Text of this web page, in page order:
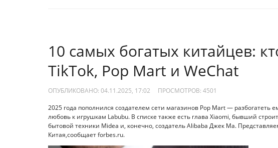
10 самых богатых китайцев:
TikTok, Pop Mart и WeChat
ОПУБЛИКОВАНО: 04.11.2025, 17:02 ПРОСМОТРОВ: 4501
2025 года пополнился создателем сети магазинов Pop Mart — разбогатеть
любовь к игрушкам Labubu. В списке также есть глава Xiaomi, бывший
бытовой техники Midea и, конечно, создатель Alibaba Джек Ма.
Китая,сообщает forbes.ru.